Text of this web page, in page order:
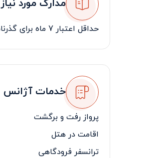
مدارک مورد نیاز
حداقل اعتبار 7 ماه برای گذرنامه
خدمات آژانس
پرواز رفت و برگشت
اقامت در هتل
ترانسفر فرودگاهی